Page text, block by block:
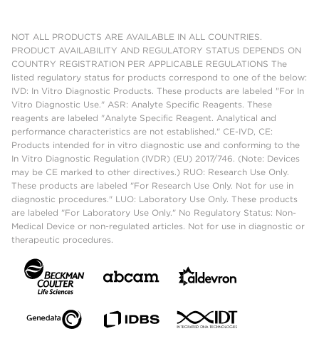
NOT ALL PRODUCTS ARE AVAILABLE IN ALL COUNTRIES.
PRODUCT AVAILABILITY AND REGULATORY STATUS DEPENDS ON
COUNTRY REGISTRATION PER APPLICABLE REGULATIONS The
listed regulatory status for products correspond to one of the below:
IVD: In Vitro Diagnostic Products. These products are labeled "For In
Vitro Diagnostic Use." ASR: Analyte Specific Reagents. These
reagents are labeled "Analyte Specific Reagent. Analytical and
performance characteristics are not established." CE-IVD, CE:
Products intended for in vitro diagnostic use and conforming to the
In Vitro Diagnostic Regulation (IVDR) (EU) 2017/746. (Note: Devices
may be CE marked to other directives.) RUO: Research Use Only.
These products are labeled "For Research Use Only. Not for use in
diagnostic procedures." LUO: Laboratory Use Only. These products
are labeled "For Laboratory Use Only." No Regulatory Status: Non-
Medical Device or non-regulated articles. Not for use in diagnostic or
therapeutic procedures.